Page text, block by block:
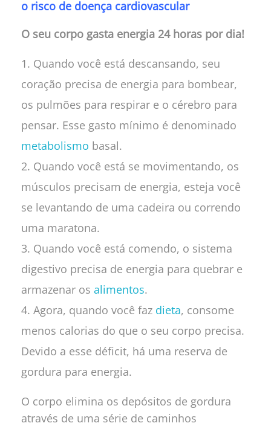
o risco de doença cardiovascular
O seu corpo gasta energia 24 horas por dia!
Quando você está descansando, seu
coração precisa de energia para bombear,
os pulmões para respirar e o cérebro para
pensar. Esse gasto mínimo é denominado
metabolismo basal.
Quando você está se movimentando, os
músculos precisam de energia, esteja você
se levantando de uma cadeira ou correndo
uma maratona.
Quando você está comendo, o sistema
digestivo precisa de energia para quebrar e
armazenar os alimentos.
Agora, quando você faz dieta, consome
menos calorias do que o seu corpo precisa.
Devido a esse déficit, há uma reserva de
gordura para energia.
O corpo elimina os depósitos de gordura
através de uma série de caminhos